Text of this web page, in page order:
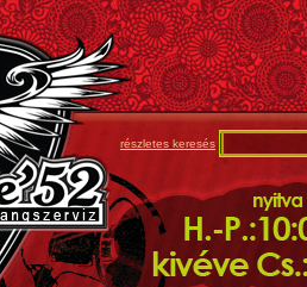
részletes keresés